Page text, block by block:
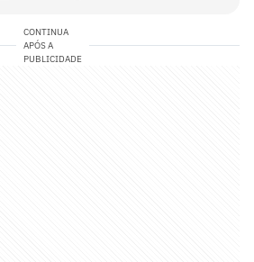
CONTINUA
APÓS A
PUBLICIDADE